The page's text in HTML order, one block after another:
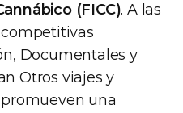
(FICC). A las
Documentales y
Otros viajes y
una